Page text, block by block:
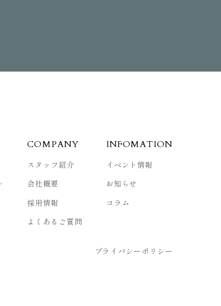
COMPANY
スタッフ紹介
会社概要
採用情報
よくあるご質問
INFOMATION
イベント情報
お知らせ
コラム
プライバシーポリシー